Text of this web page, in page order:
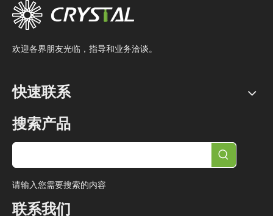
欢迎各界朋友光临，指导和业务洽谈。
快速联系
搜索产品
请输入您需要搜索的内容
联系我们